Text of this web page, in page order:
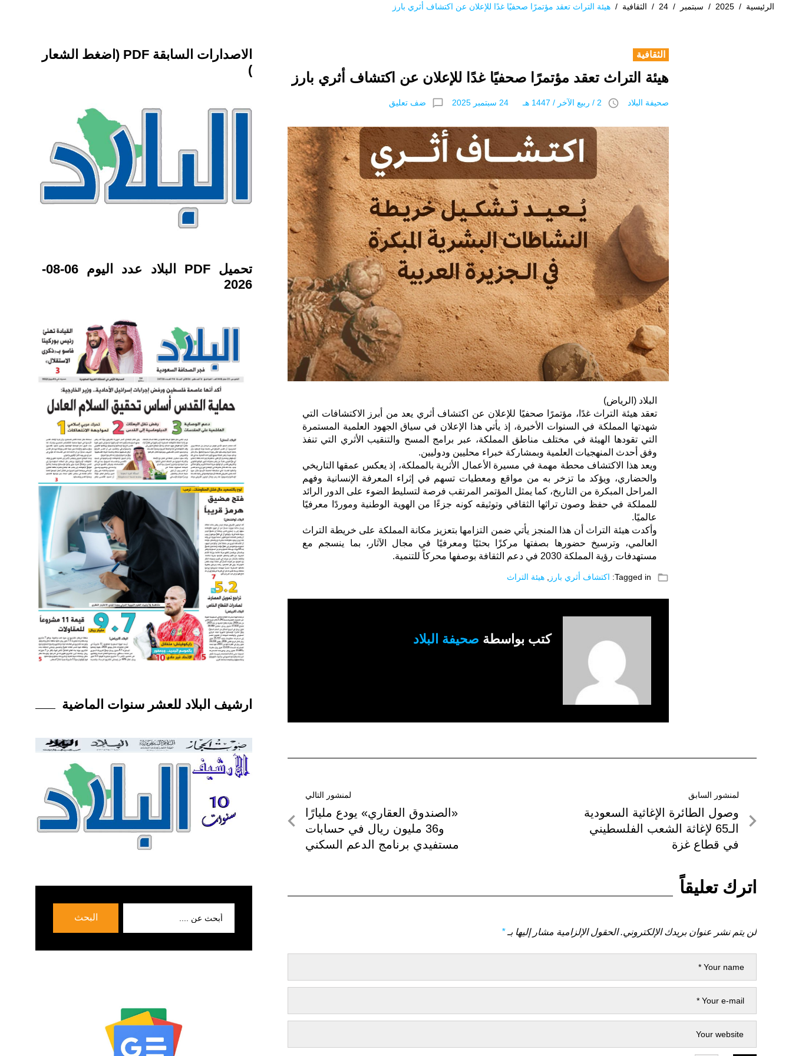
الرئيسية /
2025
/ سبتمبر /
24
/ الثقافية / هيئة التراث تعقد مؤتمرًا صحفيًا غدًا للإعلان عن اكتشاف أثري بارز
الثقافية
هيئة التراث تعقد مؤتمرًا صحفيًا غدًا للإعلان عن اكتشاف أثري بارز
صحيفة البلاد access_time 2 / ربيع الآخر / 1447 هـ 24 سبتمبر 2025 chat_bubble_outline ضف تعليق
البلاد (الرياض)
تعقد هيئة التراث غدًا، مؤتمرًا صحفيًا للإعلان عن اكتشاف أثري يعد من أبرز الاكتشافات التي
شهدتها المملكة في السنوات الأخيرة، إذ يأتي هذا الإعلان في سياق الجهود العلمية المستمرة
التي تقودها الهيئة في مختلف مناطق المملكة، عبر برامج المسح والتنقيب الأثري التي تنفذ
وفق أحدث المنهجيات العلمية وبمشاركة خبراء محليين ودوليين.
ويعد هذا الاكتشاف محطة مهمة في مسيرة الأعمال الأثرية بالمملكة، إذ يعكس عمقها التاريخي
والحضاري، ويؤكد ما تزخر به من مواقع ومعطيات تسهم في إثراء المعرفة الإنسانية وفهم
المراحل المبكرة من التاريخ، كما يمثل المؤتمر المرتقب فرصة لتسليط الضوء على الدور الرائد
للمملكة في حفظ وصون تراثها الثقافي وتوثيقه كونه جزءًا من الهوية الوطنية وموردًا معرفيًا
عالميًا.
وأكدت هيئة التراث أن هذا المنجز يأتي ضمن التزامها بتعزيز مكانة المملكة على خريطة التراث
العالمي، وترسيخ حضورها بصفتها مركزًا بحثيًا ومعرفيًا في مجال الآثار، بما ينسجم مع
مستهدفات رؤية المملكة 2030 في دعم الثقافة بوصفها محركاً للتنمية.
folder_open
Tagged in: اكتشاف أثري بارز هيئة التراث
كتب بواسطة صحيفة البلاد
تصفّح
المقالات
لمنشور السابق
لمنشور
السابق
وصول الطائرة الإغاثية السعودية
الـ65 لإغاثة الشعب الفلسطيني
في قطاع غزة
لمنشور التالي
لمنشور
التالي
«الصندوق العقاري» يودع مليارًا
و36 مليون ريال في حسابات
مستفيدي برنامج الدعم السكني
اترك تعليقاً
لن يتم نشر عنوان بريدك الإلكتروني. الحقول الإلزامية مشار إليها بـ*
الاصدارات السابقة PDF (اضغط الشعار
)
تحميل PDF البلاد عدد اليوم 06-08-
2026
ارشيف البلاد للعشر سنوات الماضية
البحث